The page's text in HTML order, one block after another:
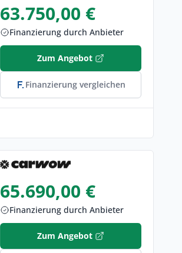
63.750,00 €
Finanzierung durch Anbieter
Zum Angebot
Finanzierung vergleichen
65.690,00 €
Finanzierung durch Anbieter
Zum Angebot